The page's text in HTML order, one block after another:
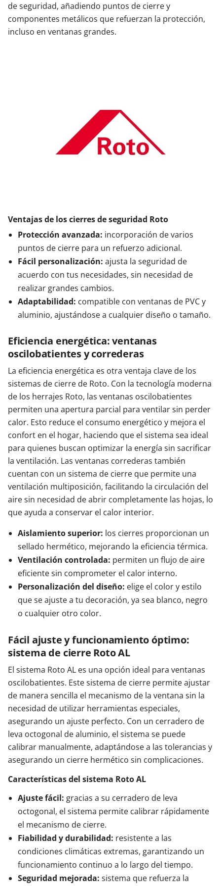
de seguridad, añadiendo puntos de cierre y
componentes metálicos que refuerzan la protección,
incluso en ventanas grandes.
Ventajas de los cierres de seguridad Roto
Protección avanzada: incorporación de varios
puntos de cierre para un refuerzo adicional.
Fácil personalización: ajusta la seguridad de
acuerdo con tus necesidades, sin necesidad de
realizar grandes cambios.
Adaptabilidad: compatible con ventanas de PVC y
aluminio, ajustándose a cualquier diseño o tamaño.
Eficiencia energética: ventanas
oscilobatientes y correderas
La eficiencia energética es otra ventaja clave de los
sistemas de cierre de Roto. Con la tecnología moderna
de los herrajes Roto, las ventanas oscilobatientes
permiten una apertura parcial para ventilar sin perder
calor. Esto reduce el consumo energético y mejora el
confort en el hogar, haciendo que el sistema sea ideal
para quienes buscan optimizar la energía sin sacrificar
la ventilación. Las ventanas correderas también
cuentan con un sistema de cierre que permite una
ventilación multiposición, facilitando la circulación del
aire sin necesidad de abrir completamente las hojas, lo
que ayuda a conservar el calor interior.
Aislamiento superior: los cierres proporcionan un
sellado hermético, mejorando la eficiencia térmica.
Ventilación controlada: permiten un flujo de aire
eficiente sin comprometer el calor interno.
Personalización del diseño: elige el color y estilo
que se ajuste a tu decoración, ya sea blanco, negro
o cualquier otro color.
Fácil ajuste y funcionamiento óptimo:
sistema de cierre Roto AL
El sistema Roto AL es una opción ideal para ventanas
oscilobatientes. Este sistema de cierre permite ajustar
de manera sencilla el mecanismo de la ventana sin la
necesidad de utilizar herramientas especiales,
asegurando un ajuste perfecto. Con un cerradero de
leva octogonal de aluminio, el sistema se puede
calibrar manualmente, adaptándose a las tolerancias y
asegurando un cierre hermético sin complicaciones.
Características del sistema Roto AL
Ajuste fácil: gracias a su cerradero de leva
octogonal, el sistema permite calibrar rápidamente
el mecanismo de cierre.
Fiabilidad y durabilidad: resistente a las
condiciones climáticas extremas, garantizando un
funcionamiento continuo a lo largo del tiempo.
Seguridad mejorada: sistema que refuerza la